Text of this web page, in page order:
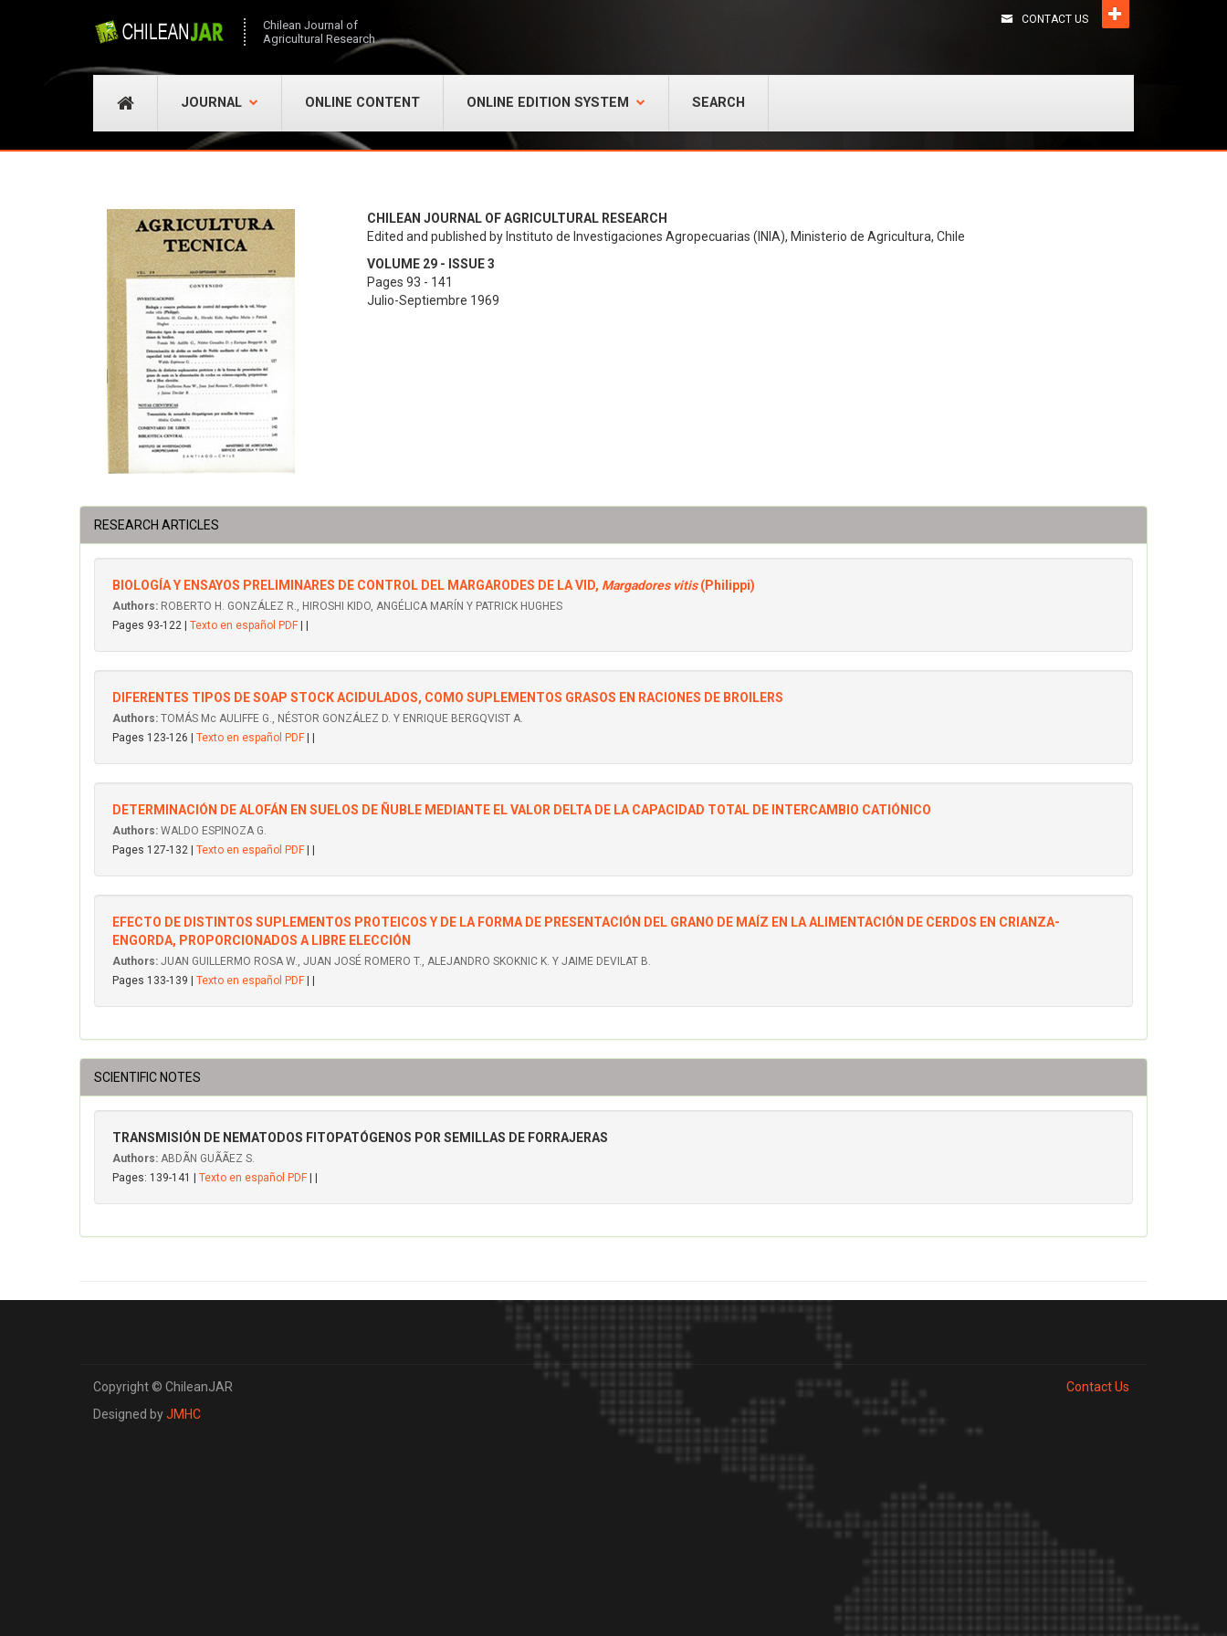
Chilean Journal of
Agricultural Research
CONTACT US
JOURNAL ONLINE CONTENT ONLINE EDITION SYSTEM SEARCH
CHILEAN JOURNAL OF AGRICULTURAL RESEARCH
Edited and published by Instituto de Investigaciones Agropecuarias (INIA), Ministerio de Agricultura, Chile
VOLUME 29 - ISSUE 3
Pages 93 - 141
Julio-Septiembre 1969
RESEARCH ARTICLES
BIOLOGÍA Y ENSAYOS PRELIMINARES DE CONTROL DEL MARGARODES DE LA VID, Margadores vitis(Philippi)
Authors: ROBERTO H. GONZÁLEZ R., HIROSHI KIDO, ANGÉLICA MARÍN Y PATRICK HUGHES
Pages 93-122 | Texto en español PDF
DIFERENTES TIPOS DE SOAP STOCK ACIDULADOS, COMO SUPLEMENTOS GRASOS EN RACIONES DE BROILERS
Authors: TOMÁS Mc AULIFFE G., NÉSTOR GONZÁLEZ D. Y ENRIQUE BERGQVIST A.
Pages 123-126 | Texto en español PDF
DETERMINACIÓN DE ALOFÁN EN SUELOS DE ÑUBLE MEDIANTE EL VALOR DELTA DE LA CAPACIDAD TOTAL DE INTERCAMBIO CATIÓNICO
Authors: WALDO ESPINOZA G.
Pages 127-132 | Texto en español PDF
EFECTO DE DISTINTOS SUPLEMENTOS PROTEICOS Y DE LA FORMA DE PRESENTACIÓN DEL GRANO DE MAÍZ EN LA ALIMENTACIÓN DE CERDOS EN CRIANZA-
ENGORDA, PROPORCIONADOS A LIBRE ELECCIÓN
Authors: JUAN GUILLERMO ROSA W., JUAN JOSÉ ROMERO T., ALEJANDRO SKOKNIC K. Y JAIME DEVILAT B.
Pages 133-139 | Texto en español PDF
SCIENTIFIC NOTES
TRANSMISIÓN DE NEMATODOS FITOPATÓGENOS POR SEMILLAS DE FORRAJERAS
Authors: ABDÃN GUÃÃEZ S.
Pages: 139-141 | Texto en español PDF
Copyright © ChileanJAR
Designed byJMHC
Contact Us